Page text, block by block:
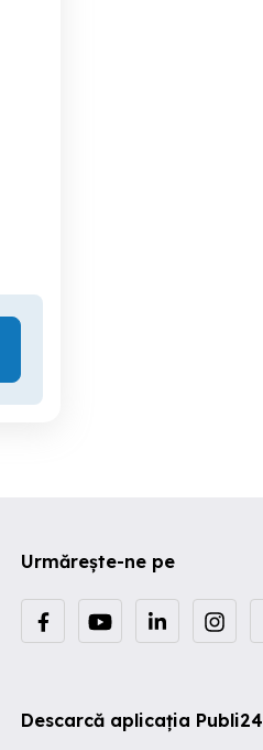
Urmărește-ne pe
Descarcă aplicația Publi24